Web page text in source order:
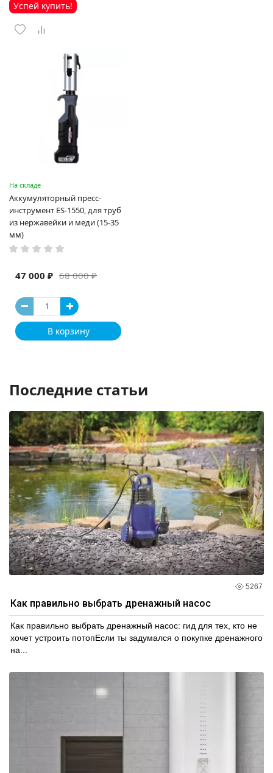
Успей купить!
На складе
Аккумуляторный пресс-
инструмент ES-1550, для труб
из нержавейки и меди (15-35
мм)
68 000 ₽
47 000 ₽
В корзину
Последние статьи
5267
Как правильно выбрать дренажный насос
Как правильно выбрать дренажный насос: гид для тех, кто не
хочет устроить потопЕсли ты задумался о покупке дренажного
на...